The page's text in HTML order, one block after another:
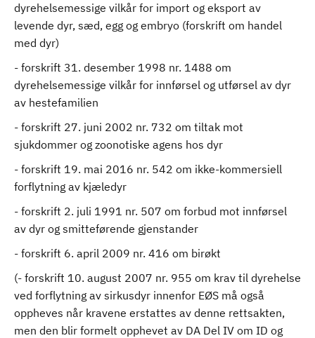
dyrehelsemessige vilkår for import og eksport av
levende dyr, sæd, egg og embryo (forskrift om handel
med dyr)
- forskrift 31. desember 1998 nr. 1488 om
dyrehelsemessige vilkår for innførsel og utførsel av dyr
av hestefamilien
- forskrift 27. juni 2002 nr. 732 om tiltak mot
sjukdommer og zoonotiske agens hos dyr
- forskrift 19. mai 2016 nr. 542 om ikke-kommersiell
forflytning av kjæledyr
- forskrift 2. juli 1991 nr. 507 om forbud mot innførsel
av dyr og smitteførende gjenstander
- forskrift 6. april 2009 nr. 416 om birøkt
(- forskrift 10. august 2007 nr. 955 om krav til dyrehelse
ved forflytning av sirkusdyr innenfor EØS må også
oppheves når kravene erstattes av denne rettsakten,
men den blir formelt opphevet av DA Del IV om ID og